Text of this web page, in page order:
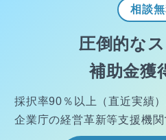
相談
圧倒的な
補助金獲
採択率90％以上（直近実績）
企業庁の経営革新等支援機関